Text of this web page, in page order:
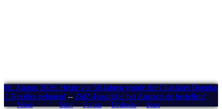
06. August 2026: Heute vor 58 Jahren wurde der Charakter Douglas
J. Needles geboren! -- ZidZ-Fanartikel bei Amazon.de bestellen!
Menü Start Forum Drehorte Stars